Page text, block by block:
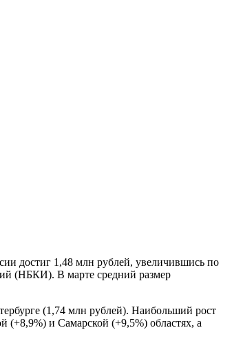
достиг 1,48 млн рублей, увеличившись по
(НБКИ). В марте средний размер
(1,74 млн рублей). Наибольший рост
(+8,9%) и Самарской (+9,5%) областях, а